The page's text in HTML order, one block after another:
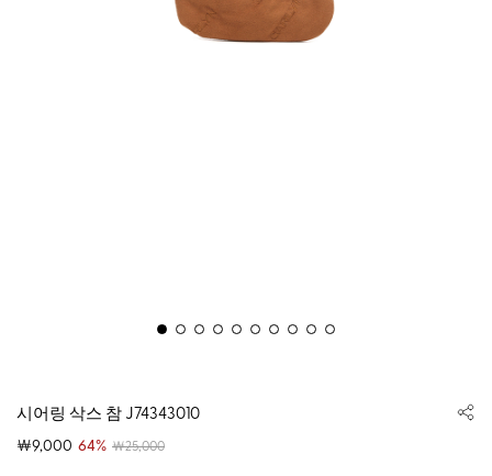
시어링 삭스 참 J74343010
￦9,000 64% ￦25,000